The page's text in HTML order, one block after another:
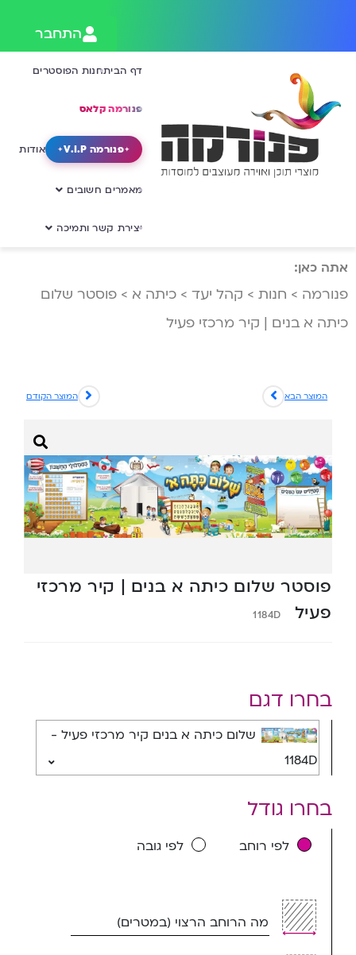
התחבר
דף הביתחנות הפוסטרים
פנורמה קלאס
פנורמה V.I.P אודות
מאמרים חשובים
יצירת קשר ותמיכה
אתה כאן:
פנורמה > חנות > קהל יעד > כיתה א > פוסטר שלום
כיתה א בנים | קיר מרכזי פעיל
המוצר הקודם המוצר הבא
פוסטר שלום כיתה א בנים | קיר מרכזי
פעיל
1184D
בחרו דגם
שלום כיתה א בנים קיר מרכזי פעיל -
1184D
בחרו גודל
לפי רוחב לפי גובה
מה הרוחב הרצוי (במטרים)